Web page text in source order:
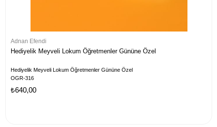
Adnan Efendi
Hediyelik Meyveli Lokum Öğretmenler Gününe Özel
Hediyelik Meyveli Lokum Öğretmenler Gününe Özel
OGR-316
₺640,00